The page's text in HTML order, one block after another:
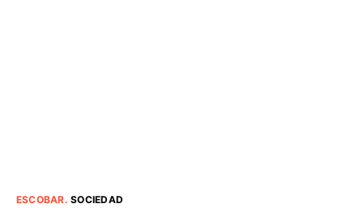
ESCOBAR.SOCIEDAD